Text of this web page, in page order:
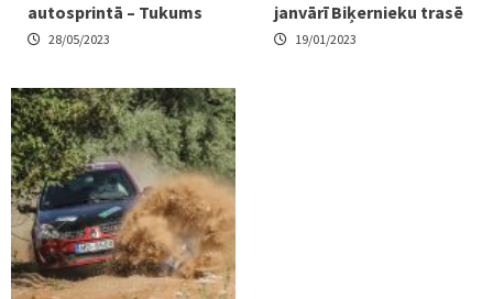
autosprintā – Tukums
28/05/2023
janvārī Biķernieku trasē
19/01/2023